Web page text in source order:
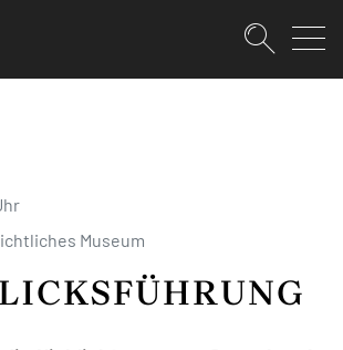
Museum